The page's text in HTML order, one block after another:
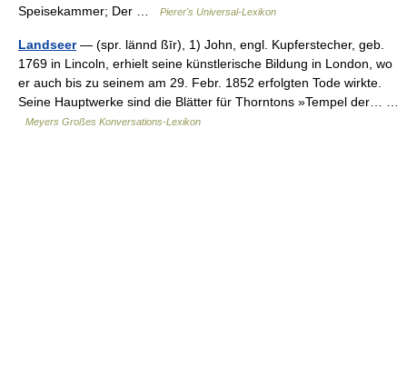
Speisekammer; Der …
Pierer's Universal-Lexikon
Landseer— (spr. lännd ßīr), 1) John, engl. Kupferstecher, geb.
1769 in Lincoln, erhielt seine künstlerische Bildung in London, wo
er auch bis zu seinem am 29. Febr. 1852 erfolgten Tode wirkte.
Seine Hauptwerke sind die Blätter für Thorntons »Tempel der… …
Meyers Großes Konversations-Lexikon